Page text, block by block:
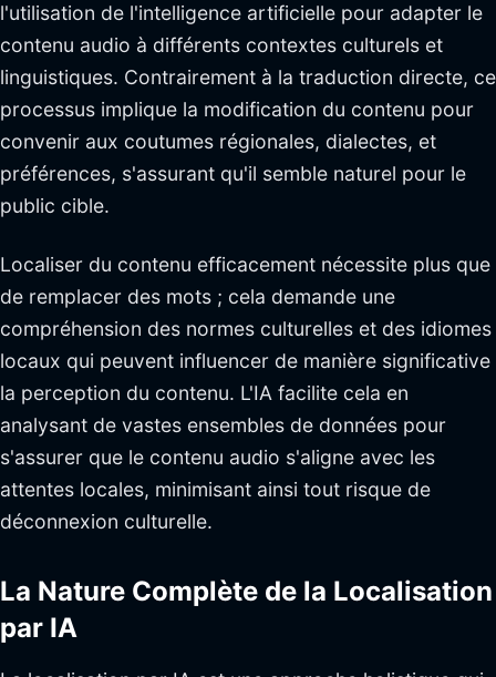
l'utilisation de l'intelligence artificielle pour adapter le
contenu audio à différents contextes culturels et
linguistiques. Contrairement à la traduction directe, ce
processus implique la modification du contenu pour
convenir aux coutumes régionales, dialectes, et
préférences, s'assurant qu'il semble naturel pour le
public cible.
Localiser du contenu efficacement nécessite plus que
de remplacer des mots ; cela demande une
compréhension des normes culturelles et des idiomes
locaux qui peuvent influencer de manière significative
la perception du contenu. L'IA facilite cela en
analysant de vastes ensembles de données pour
s'assurer que le contenu audio s'aligne avec les
attentes locales, minimisant ainsi tout risque de
déconnexion culturelle.
La Nature Complète de la Localisation
par IA